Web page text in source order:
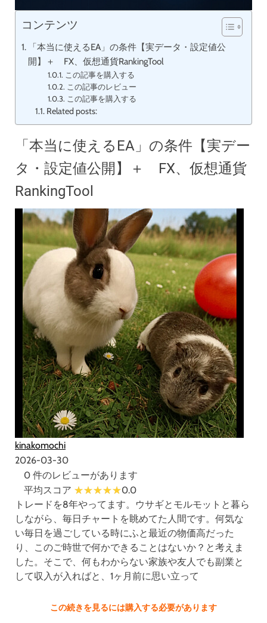
コンテンツ
「本当に使えるEA」の条件【実データ・設定値公
開】＋ FX、仮想通貨RankingTool
この記事を購入する
この記事のレビュー
この記事を購入する
Related posts:
「本当に使えるEA」の条件【実デー
タ・設定値公開】＋ FX、仮想通貨
RankingTool
kinakomochi
2026-03-30
0 件のレビューがあります
平均スコア
0.0
トレードを8年やってます。ウサギとモルモットと暮ら
しながら、毎日チャートを眺めてた人間です。何気な
い毎日を過ごしている時にふと最近の物価高だった
り、このご時世で何かできることはないか？と考えま
した。そこで、何もわからない家族や友人でも副業と
して収入が入ればと、1ヶ月前に思い立って
この続きを見るには購入する必要があります